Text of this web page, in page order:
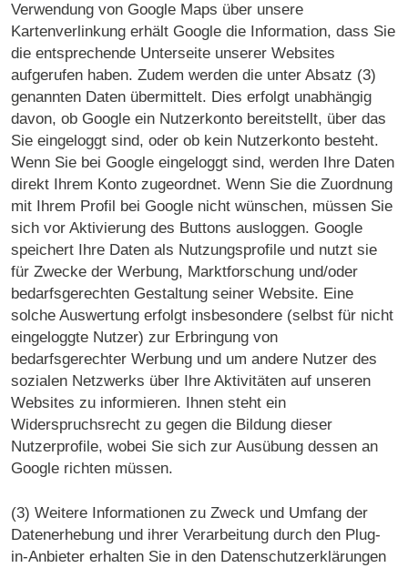
Verwendung von Google Maps über unsere
Kartenverlinkung erhält Google die Information, dass Sie
die entsprechende Unterseite unserer Websites
aufgerufen haben. Zudem werden die unter Absatz (3)
genannten Daten übermittelt. Dies erfolgt unabhängig
davon, ob Google ein Nutzerkonto bereitstellt, über das
Sie eingeloggt sind, oder ob kein Nutzerkonto besteht.
Wenn Sie bei Google eingeloggt sind, werden Ihre Daten
direkt Ihrem Konto zugeordnet. Wenn Sie die Zuordnung
mit Ihrem Profil bei Google nicht wünschen, müssen Sie
sich vor Aktivierung des Buttons ausloggen. Google
speichert Ihre Daten als Nutzungsprofile und nutzt sie
für Zwecke der Werbung, Marktforschung und/oder
bedarfsgerechten Gestaltung seiner Website. Eine
solche Auswertung erfolgt insbesondere (selbst für nicht
eingeloggte Nutzer) zur Erbringung von
bedarfsgerechter Werbung und um andere Nutzer des
sozialen Netzwerks über Ihre Aktivitäten auf unseren
Websites zu informieren. Ihnen steht ein
Widerspruchsrecht zu gegen die Bildung dieser
Nutzerprofile, wobei Sie sich zur Ausübung dessen an
Google richten müssen.
(3) Weitere Informationen zu Zweck und Umfang der
Datenerhebung und ihrer Verarbeitung durch den Plug-
in-Anbieter erhalten Sie in den Datenschutzerklärungen